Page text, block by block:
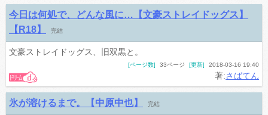
今日は何処で、どんな風に…【文豪ストレイドッグス】
【R18】
完結
文豪ストレイドッグス、旧双黒と。
著:さばてん
[ページ数] 33ページ [更新] 2018-03-16 19:40
氷が溶けるまで。【中原中也】 完結